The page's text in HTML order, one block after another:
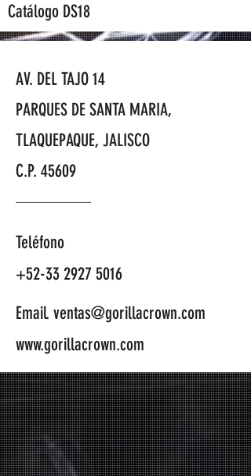
Catálogo DS18
AV. DEL TAJO 14
PARQUES DE SANTA MARIA,
TLAQUEPAQUE, JALISCO
C.P. 45609
Teléfono
+52-33 2927 5016
Email. ventas@gorillacrown.com
www.gorillacrown.com